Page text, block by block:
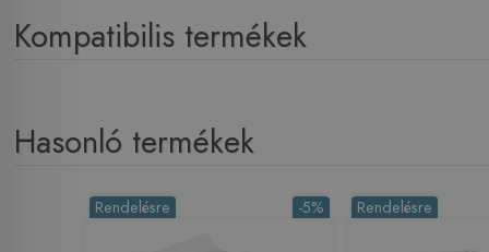
Kompatibilis termékek
Hasonló termékek
-5%
Rendelésre Rendelésre